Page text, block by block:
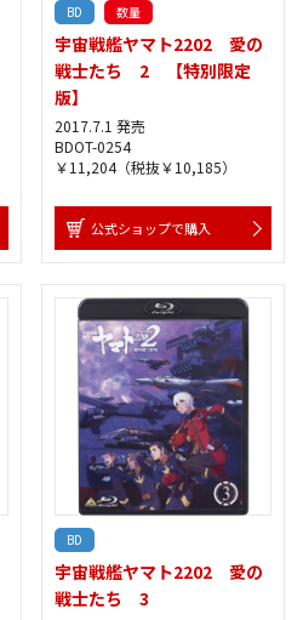
BD 数量
宇宙戦艦ヤマト2202 愛の
戦士たち 2 【特別限定
版】
2017.7.1 発売
BDOT-0254
￥11,204（税抜￥10,185）
公式ショップで購入
BD
宇宙戦艦ヤマト2202 愛の
戦士たち 3